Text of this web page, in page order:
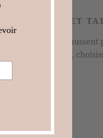
CONSEILS ET
Nos baskets
deux pointures,